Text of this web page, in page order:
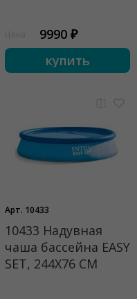
9990 ₽
купить
Арт. 10433
10433 Надувная
чаша бассейна EASY
SET, 244Х76 СМ